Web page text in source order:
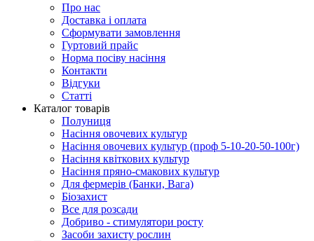
Про нас
Доставка і оплата
Сформувати замовлення
Гуртовий прайс
Норма посіву насіння
Контакти
Відгуки
Статті
Каталог товарів
Полуниця
Насіння овочевих культур
Насіння овочевих культур (проф 5-10-20-50-100г)
Насіння квіткових культур
Насіння пряно-смакових культур
Для фермерів (Банки, Вага)
Біозахист
Все для розсади
Добриво - стимулятори росту
Засоби захисту рослин